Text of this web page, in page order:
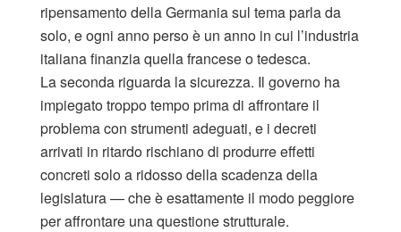
ripensamento della Germania sul tema parla da
solo, e ogni anno perso è un anno in cui l’industria
italiana finanzia quella francese o tedesca.
La seconda riguarda la sicurezza. Il governo ha
impiegato troppo tempo prima di affrontare il
problema con strumenti adeguati, e i decreti
arrivati in ritardo rischiano di produrre effetti
concreti solo a ridosso della scadenza della
legislatura — che è esattamente il modo peggiore
per affrontare una questione strutturale.